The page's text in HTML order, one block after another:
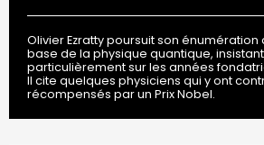
Olivier Ezratty poursuit son énumération
base de la physique quantique,
particulièrement sur les années
Il cite quelques physiciens qui y ont
récompensés par un Prix Nobel.